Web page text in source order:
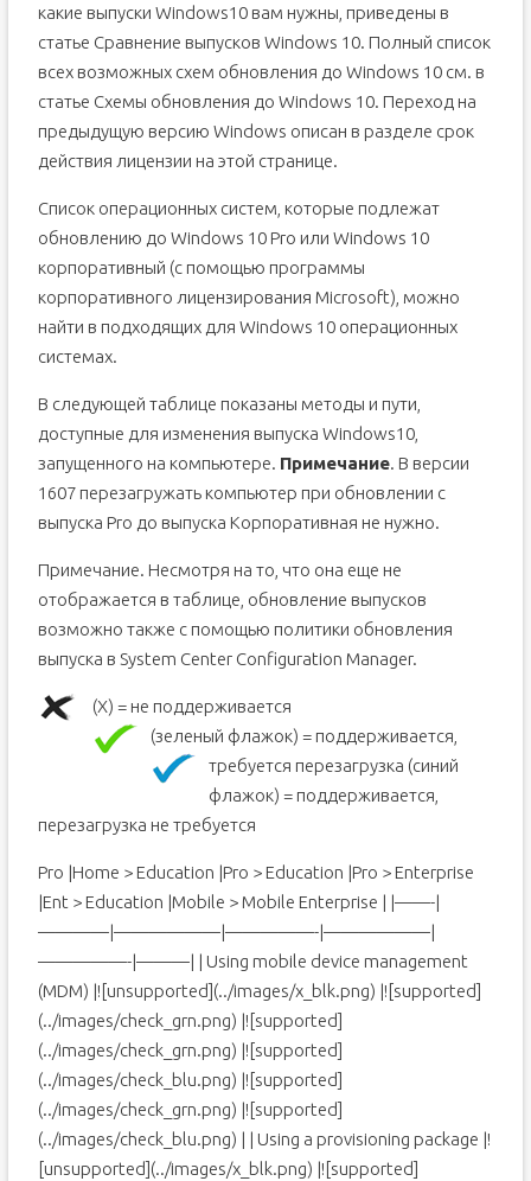
какие выпуски Windows10 вам нужны, приведены в
статье Сравнение выпусков Windows 10. Полный список
всех возможных схем обновления до Windows 10 см. в
статье Схемы обновления до Windows 10. Переход на
предыдущую версию Windows описан в разделе срок
действия лицензии на этой странице.
Список операционных систем, которые подлежат
обновлению до Windows 10 Pro или Windows 10
корпоративный (с помощью программы
корпоративного лицензирования Microsoft), можно
найти в подходящих для Windows 10 операционных
системах.
В следующей таблице показаны методы и пути,
доступные для изменения выпуска Windows10,
запущенного на компьютере. Примечание. В версии
1607 перезагружать компьютер при обновлении с
выпуска Pro до выпуска Корпоративная не нужно.
Примечание. Несмотря на то, что она еще не
отображается в таблице, обновление выпусков
возможно также с помощью политики обновления
выпуска в System Center Configuration Manager.
(X) = не поддерживается
(зеленый флажок) = поддерживается,
требуется перезагрузка (синий
флажок) = поддерживается,
перезагрузка не требуется
Pro |Home > Education |Pro > Education |Pro > Enterprise
|Ent > Education |Mobile > Mobile Enterprise | |——-|
————|——————|—————-|——————|
—————-|———| | Using mobile device management
(MDM) |![unsupported](../images/x_blk.png) |![supported]
(../images/check_grn.png) |![supported]
(../images/check_grn.png) |![supported]
(../images/check_blu.png) |![supported]
(../images/check_grn.png) |![supported]
(../images/check_blu.png) | | Using a provisioning package |!
[unsupported](../images/x_blk.png) |![supported]